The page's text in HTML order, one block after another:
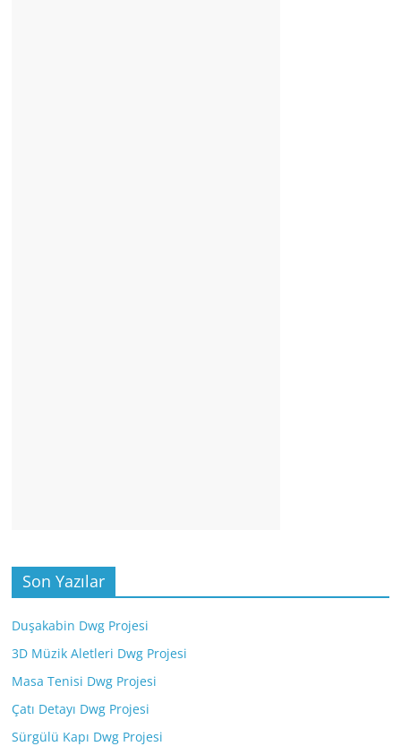
Son Yazılar
Duşakabin Dwg Projesi
3D Müzik Aletleri Dwg Projesi
Masa Tenisi Dwg Projesi
Çatı Detayı Dwg Projesi
Sürgülü Kapı Dwg Projesi